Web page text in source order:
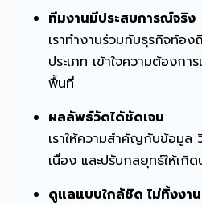
ทีมงานมีประสบการณ์จริง
เราทำงานร่วมกับธุรกิจท้อ
ประเภท เข้าใจความต้องกา
พื้นที่
ผลลัพธ์วัดได้ชัดเจน
เราให้ความสำคัญกับข้อมูล
เนื่อง และปรับกลยุทธ์ให้เกิ
ดูแลแบบใกล้ชิด ไม่ทิ้งงาน